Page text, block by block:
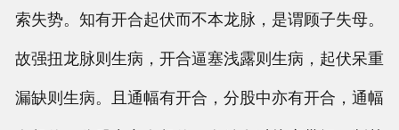
索失势。知有开合起伏而不本龙脉，是谓顾子失母。
故强扭龙脉则生病，开合逼塞浅露则生病，起伏呆重
漏缺则生病。且通幅有开合，分股中亦有开合，通幅